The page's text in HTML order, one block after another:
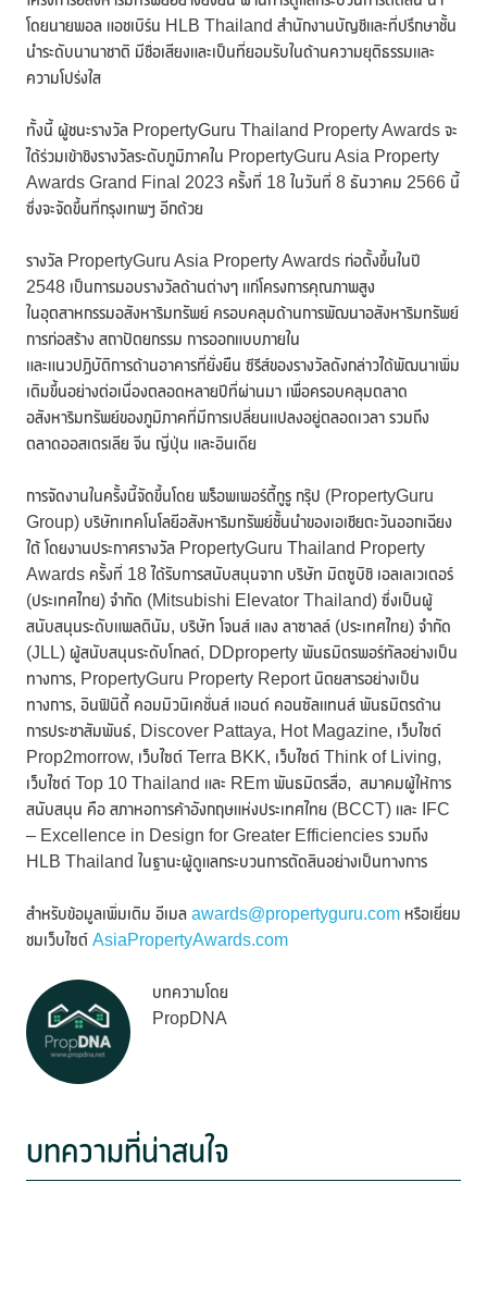
โดยนายพอล แอชเบิร์น HLB Thailand สำนักงานบัญชีและที่ปรึกษาชั้น
นำระดับนานาชาติ มีชื่อเสียงและเป็นที่ยอมรับในด้านความยุติธรรมและ
ความโปร่งใส
ทั้งนี้ ผู้ชนะรางวัล PropertyGuru Thailand Property Awards จะ
ได้ร่วมเข้าชิงรางวัลระดับภูมิภาคใน PropertyGuru Asia Property
Awards Grand Final 2023 ครั้งที่ 18 ในวันที่ 8 ธันวาคม 2566 นี้
ซึ่งจะจัดขึ้นที่กรุงเทพฯ อีกด้วย
รางวัล PropertyGuru Asia Property Awards ก่อตั้งขึ้นในปี
2548 เป็นการมอบรางวัลด้านต่างๆ แก่โครงการคุณภาพสูง
ในอุตสาหกรรมอสังหาริมทรัพย์ ครอบคลุมด้านการพัฒนาอสังหาริมทรัพย์
การก่อสร้าง สถาปัตยกรรม การออกแบบภายใน
และแนวปฏิบัติการด้านอาคารที่ยั่งยืน ซีรีส์ของรางวัลดังกล่าวได้พัฒนาเพิ่ม
เติมขึ้นอย่างต่อเนื่องตลอดหลายปีที่ผ่านมา เพื่อครอบคลุมตลาด
อสังหาริมทรัพย์ของภูมิภาคที่มีการเปลี่ยนแปลงอยู่ตลอดเวลา รวมถึง
ตลาดออสเตรเลีย จีน ญี่ปุ่น และอินเดีย
การจัดงานในครั้งนี้จัดขึ้นโดย พร็อพเพอร์ตี้กูรู กรุ๊ป (PropertyGuru
Group) บริษัทเทคโนโลยีอสังหาริมทรัพย์ชั้นนำของเอเชียตะวันออกเฉียง
ใต้ โดยงานประกาศรางวัล PropertyGuru Thailand Property
Awards ครั้งที่ 18 ได้รับการสนับสนุนจาก บริษัท มิตซูบิชิ เอลเลเวเตอร์
(ประเทศไทย) จำกัด (Mitsubishi Elevator Thailand) ซึ่งเป็นผู้
สนับสนุนระดับแพลตินัม, บริษัท โจนส์ แลง ลาซาลล์ (ประเทศไทย) จำกัด
(JLL) ผู้สนับสนุนระดับโกลด์, DDproperty พันธมิตรพอร์ทัลอย่างเป็น
ทางการ, PropertyGuru Property Report นิตยสารอย่างเป็น
ทางการ, อินฟินิตี้ คอมมิวนิเคชั่นส์ แอนด์ คอนซัลแทนส์ พันธมิตรด้าน
การประชาสัมพันธ์, Discover Pattaya, Hot Magazine, เว็บไซต์
Prop2morrow, เว็บไซต์ Terra BKK, เว็บไซต์ Think of Living,
เว็บไซต์ Top 10 Thailand และ REm พันธมิตรสื่อ, สมาคมผู้ให้การ
สนับสนุน คือ สภาหอการค้าอังกฤษแห่งประเทศไทย (BCCT) และ IFC
– Excellence in Design for Greater Efficiencies รวมถึง
HLB Thailand ในฐานะผู้ดูแลกระบวนการตัดสินอย่างเป็นทางการ
สำหรับข้อมูลเพิ่มเติม อีเมล awards@propertyguru.com หรือเยี่ยม
ชมเว็บไซต์ AsiaPropertyAwards.com
บทความโดย
PropDNA
บทความที่น่าสนใจ